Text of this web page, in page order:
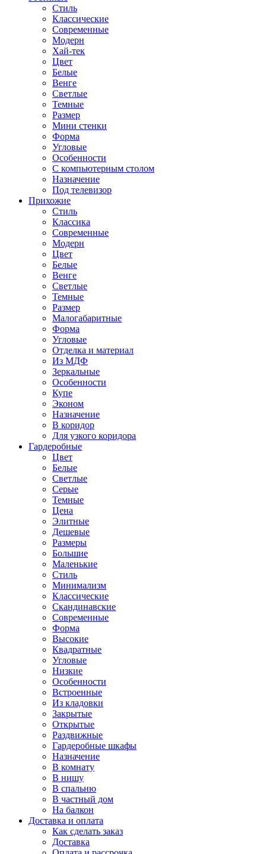
Стиль
Классические
Современные
Модерн
Хай-тек
Цвет
Белые
Венге
Светлые
Темные
Размер
Мини стенки
Форма
Угловые
Особенности
С компьютерным столом
Назначение
Под телевизор
Прихожие
Стиль
Классика
Современные
Модерн
Цвет
Белые
Венге
Светлые
Темные
Размер
Малогабаритные
Форма
Угловые
Отделка и материал
Из МДФ
Зеркальные
Особенности
Купе
Эконом
Назначение
В коридор
Для узкого коридора
Гардеробные
Цвет
Белые
Светлые
Серые
Темные
Цена
Элитные
Дешевые
Размеры
Большие
Маленькие
Стиль
Минимализм
Классические
Скандинавские
Современные
Форма
Высокие
Квадратные
Угловые
Низкие
Особенности
Встроенные
Из кладовки
Закрытые
Открытые
Раздвижные
Гардеробные шкафы
Назначение
В комнату
В нишу
В спальню
В частный дом
На балкон
Доставка и оплата
Как сделать заказ
Доставка